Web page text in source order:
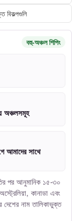
বিকল্পগুলি
বহু-অঞ্চল শিপিং
অঞ্চলসমূহ
আমাদের সাথে
পর আনুমানিক ১৫-৩০
কানাডা এবং
নাম তালিকাভুক্ত